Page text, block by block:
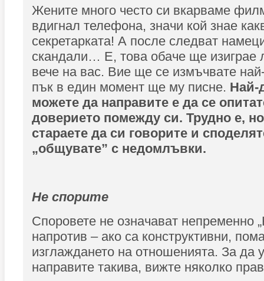
Жените много често си вкарваме
вдигнал телефона, значи кой знае
секретарката! А после следват
скандали… Е, това обаче ще изиграе
вече на вас. Вие ще се измъчвате
пък в един момент ще му писне. Най-
можете да направите е да се
доверието помежду си. Трудно е,
стараете да си говорите и
„общувате” с недомлъвки.
Не спорите
Споровете не означават непременно
напротив – ако са конструктивни,
изглаждането на отношенията. За да
направите такива, вижте няколко